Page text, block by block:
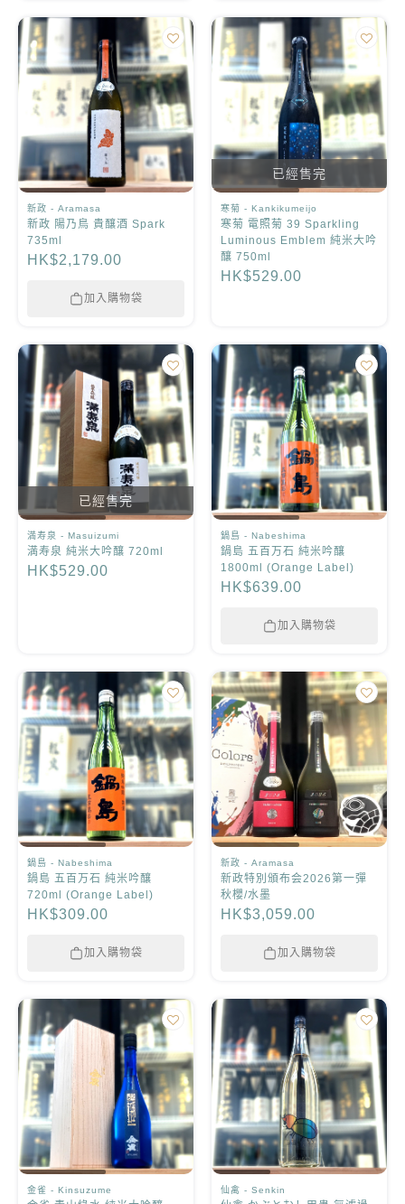
新政 - Aramasa
新政 陽乃鳥 貴釀酒 Spark
735ml
HK$2,179.00
加入購物袋
已經售完
寒菊 - Kankikumeijo
寒菊 電照菊 39 Sparkling
Luminous Emblem 純米大吟
釀 750ml
HK$529.00
已經售完
満寿泉 - Masuizumi
満寿泉 純米大吟釀 720ml
HK$529.00
鍋島 - Nabeshima
鍋島 五百万石 純米吟釀
1800ml (Orange Label)
HK$639.00
加入購物袋
鍋島 - Nabeshima
鍋島 五百万石 純米吟釀
720ml (Orange Label)
HK$309.00
加入購物袋
新政 - Aramasa
新政特別頒布会2026第一彈
秋櫻/水墨
HK$3,059.00
加入購物袋
金雀 - Kinsuzume 仙禽 - Senkin